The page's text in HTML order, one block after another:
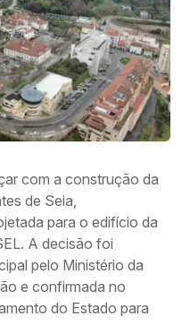
com a construção da
de Seia,
para o edifício da
A decisão foi
pelo Ministério da
e confirmada no
do Estado para